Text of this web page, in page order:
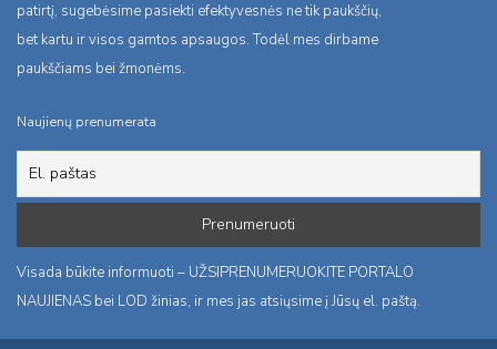
patirtį, sugebėsime pasiekti efektyvesnės ne tik paukščių,
bet kartu ir visos gamtos apsaugos. Todėl mes dirbame
paukščiams bei žmonėms.
Naujienų prenumerata
Visada būkite informuoti – UŽSIPRENUMERUOKITE PORTALO
NAUJIENAS bei LOD žinias, ir mes jas atsiųsime į Jūsų el. paštą.